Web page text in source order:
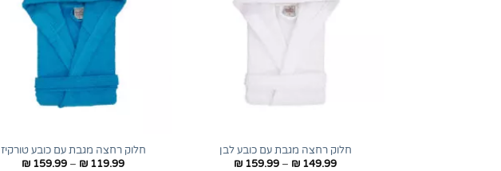
חלוק רחצה מגבת עם כובע לבן
₪ 149.99
–
₪ 159.99 טווח
חלוק רחצה מגבת עם כובע טורקיז
₪ 119.99
–
₪ 159.99 טווח